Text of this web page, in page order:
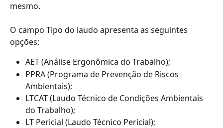
mesmo.
O campo Tipo do laudo apresenta as seguintes
opções:
AET (Análise Ergonômica do Trabalho);
PPRA (Programa de Prevenção de Riscos
Ambientais);
LTCAT (Laudo Técnico de Condições Ambientais
do Trabalho);
LT Pericial (Laudo Técnico Pericial);